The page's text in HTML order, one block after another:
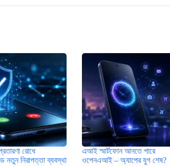
রোধে
নতুন নিরাপত্তা ব্যবস্থা
এআই স্মার্টফোন আনতে পারে
ওপেনএআই – অ্যাপের যুগ শেষ?